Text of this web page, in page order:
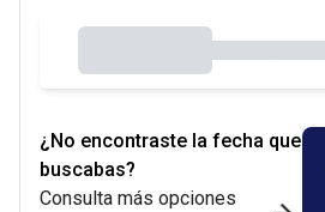
¿No encontraste la fecha que
buscabas?
Consulta más opciones